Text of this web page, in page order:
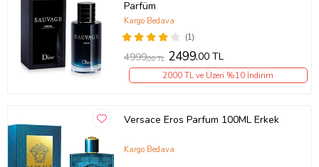
Parfüm
(1)
Kargo Bedava
4999,00 TL 2499,00 TL
2000 TL ve Üzeri %10 İndirim
Versace Eros Parfum 100ML Erkek
Kargo Bedava